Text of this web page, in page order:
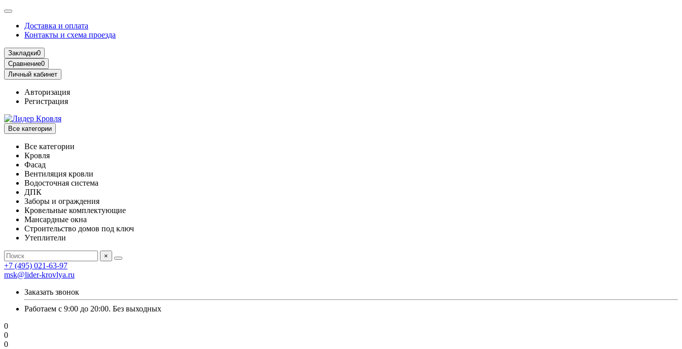
Доставка и оплата
Контакты и схема проезда
Закладки0
Сравнение0
Личный кабинет
Авторизация
Регистрация
Все категории
Все категории
Кровля
Фасад
Вентиляция кровли
Водосточная система
ДПК
Заборы и ограждения
Кровельные комплектующие
Мансардные окна
Строительство домов под ключ
Утеплители
×
+7 (495) 021-63-97
msk@lider-krovlya.ru
Заказать звонок
Работаем с 9:00 до 20:00. Без выходных
0
0
0